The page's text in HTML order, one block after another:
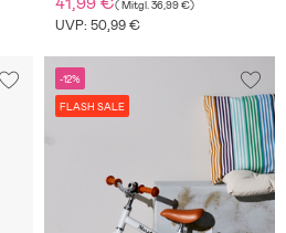
(Mitgl. 36,99 €)
UVP: 50,99 €
-12%
FLASH SALE